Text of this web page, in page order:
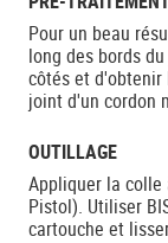
Pour un beau
long des bords
côtés et
joint d'un cordon
OUTILLAGE
Appliquer la colle
Pistol). Utiliser
cartouche et